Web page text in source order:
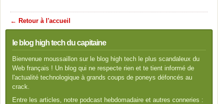
← Retour à l'accueil
le blog high tech du capitaine
Bienvenue moussaillon sur le blog high tech le plus scandaleux du
Web français ! Un blog qui ne respecte rien et te tient informé de
l'actualité technologique à grands coups de poneys défoncés au
crack.
Entre les articles, notre podcast hebdomadaire et autres conneries :